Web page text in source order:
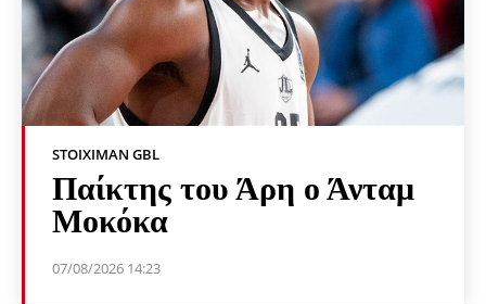
STOIXIMAN GBL
Παίκτης του Άρη ο Άνταμ
Μοκόκα
07/08/2026 14:23